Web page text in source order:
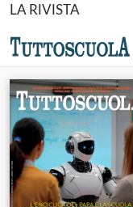
LA RIVISTA